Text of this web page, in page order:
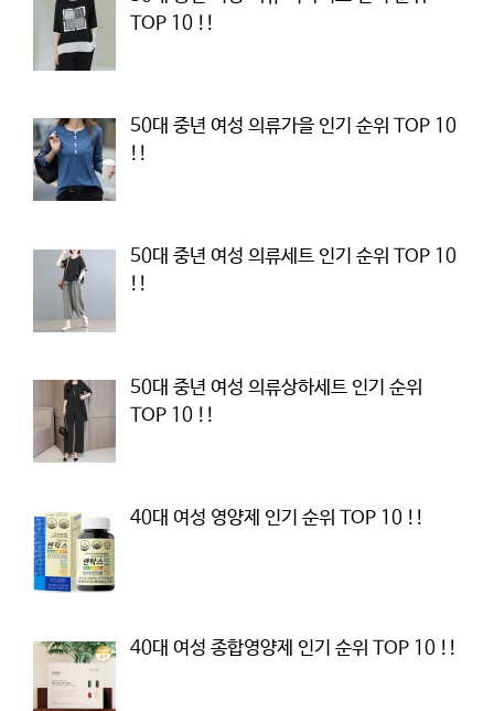
TOP 10 !!
50대 중년 여성 의류가을 인기 순위 TOP 10
!!
50대 중년 여성 의류세트 인기 순위 TOP 10
!!
50대 중년 여성 의류상하세트 인기 순위
TOP 10 !!
40대 여성 영양제 인기 순위 TOP 10 !!
40대 여성 종합영양제 인기 순위 TOP 10 !!